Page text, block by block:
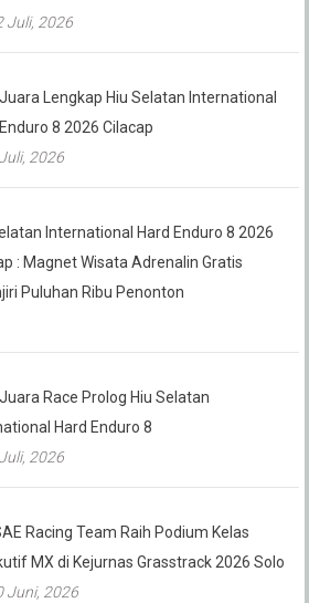
Juli, 2026
Lengkap Hiu Selatan International
8 2026 Cilacap
2026
International Hard Enduro 8 2026
: Magnet Wisata Adrenalin Gratis
Puluhan Ribu Penonton
Race Prolog Hiu Selatan
Hard Enduro 8
2026
Racing Team Raih Podium Kelas
MX di Kejurnas Grasstrack 2026 Solo
Juni, 2026